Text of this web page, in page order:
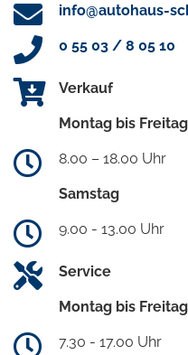
info@autohaus-
0 55 03 / 8 05 10
Verkauf
Montag bis Freitag
8.00 – 18.00 Uhr
Samstag
9.00 - 13.00 Uhr
Service
Montag bis Freitag
7.30 - 17.00 Uhr